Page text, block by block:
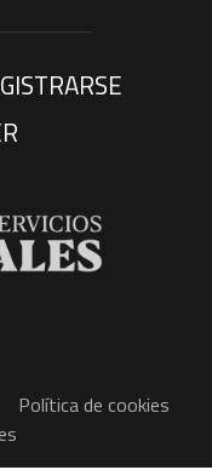
Política de cookies